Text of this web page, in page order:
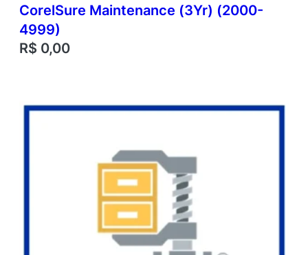
CorelSure Maintenance (3Yr) (2000-
4999)
R$ 0,00